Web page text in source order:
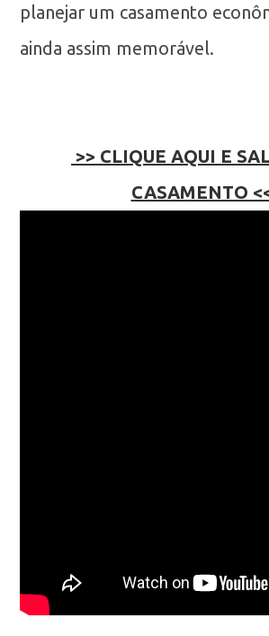
planejar um casamento
ainda assim memorável.
>> CLIQUE AQUI E
CASAMENTO